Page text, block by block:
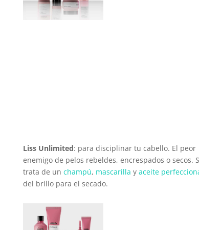
Liss Unlimited: para disciplinar tu cabello. El peor
enemigo de pelos rebeldes, encrespados o secos.
trata de un champú, mascarilla y aceite
del brillo para el secado.